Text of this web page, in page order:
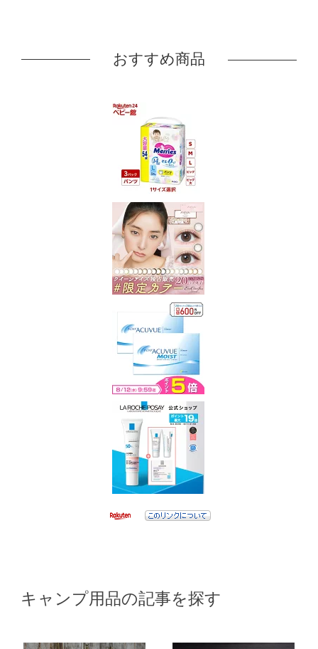
おすすめ商品
キャンプ用品の記事を探す